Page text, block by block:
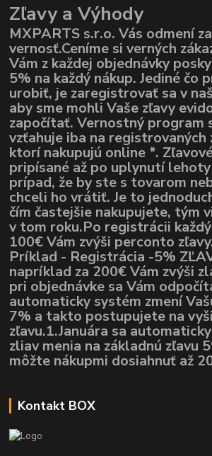
Zľavy a Výhody
MXPARTS s.r.o. Vás odmení za
vernosť.Ceníme si verných
Vám z každej objednávky
5% na každý nákup. Jediné čo
urobiť, je zaregistrovať sa v
aby sme mohli Vaše zľavy
započítať. Vernostný program
vzťahuje iba na registrovaných
ktorí nakupujú online *.
pripísané až po uplynutí
prípad, že by ste s tovarom
chceli ho vrátiť. Je to
čím častejšie nakupujete, tým
v tom roku.Po registrácii
100€ Vám zvýši perconto
Príklad - Registrácia -5%
napríklad za 200€ Vám zvýši
pri objednávke sa Vám
automaticky systém zmení
7% a takto postupujete na
zľavu.1.Januára sa
zliav menia na základnú zľavu
môžte nákupmi dosiahnuť až
Kontakt BOX